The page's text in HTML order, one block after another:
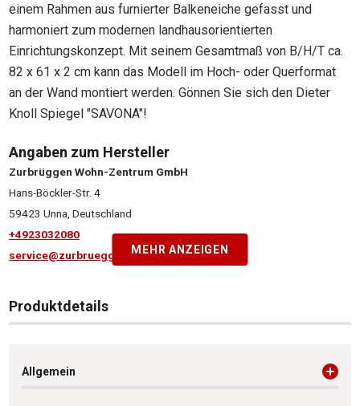
einem Rahmen aus furnierter Balkeneiche gefasst und
harmoniert zum modernen landhausorientierten
Einrichtungskonzept. Mit seinem Gesamtmaß von B/H/T ca.
82 x 61 x 2 cm kann das Modell im Hoch- oder Querformat
an der Wand montiert werden. Gönnen Sie sich den Dieter
Knoll Spiegel "SAVONA"!
Angaben zum Hersteller
Zurbrüggen Wohn-Zentrum GmbH
Hans-Böckler-Str. 4
59423 Unna, Deutschland
+4923032080
service@zurbrueggen.deMEHR ANZEIGEN
Produktdetails
Allgemein